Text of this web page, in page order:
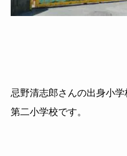
忌野清志郎さんの出身小
第二小学校です。